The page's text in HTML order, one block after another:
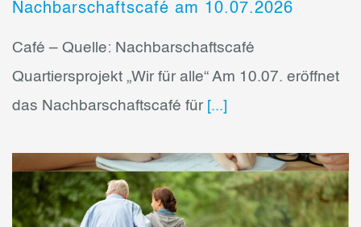
Nachbarschaftscafé am 10.07.2026
Café – Quelle: Nachbarschaftscafé
Quartiersprojekt „Wir für alle“ Am 10.07. eröffnet
das Nachbarschaftscafé für [...]